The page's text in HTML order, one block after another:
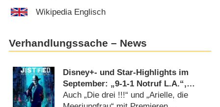
Wikipedia Englisch
Verhandlungssache – News
Disney+- und Star-Highlights im
September: „9-1-1 Notruf L.A.“,
„Justified: City Primeval“
Auch „Die drei !!!“ und „Arielle, die